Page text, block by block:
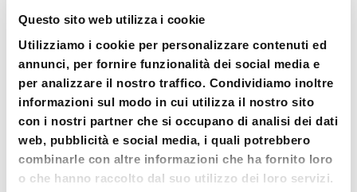
Questo sito web utilizza i cookie
Utilizziamo i cookie per personalizzare contenuti ed
annunci, per fornire funzionalità dei social media e
per analizzare il nostro traffico. Condividiamo inoltre
informazioni sul modo in cui utilizza il nostro sito
con i nostri partner che si occupano di analisi dei dati
web, pubblicità e social media, i quali potrebbero
combinarle con altre informazioni che ha fornito loro
o che hanno raccolto dal suo utilizzo dei loro servizi.
batteria
integrato
Sensori misti
filari e wireless
collegamento
locale del
Funzionalità di
firewall
disponibile.
Log delle
principali
funzioni di